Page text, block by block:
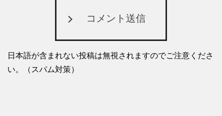
コメント送信
日本語が含まれない投稿は無視されますのでご注意くださ
い。（スパム対策）